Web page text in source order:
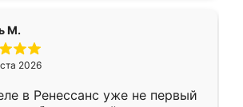
М.
2026
в Ренессанс уже не первый